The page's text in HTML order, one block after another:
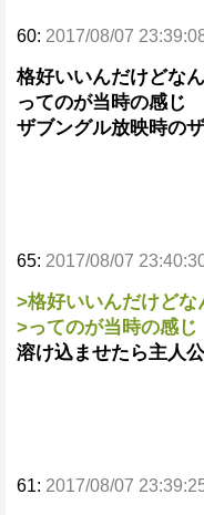
60: 2017/08/07
格好いいんだけどな
ってのが当時の感じ
ザブングル放映時の
65: 2017/08/07
>格好いいんだけどな
>ってのが当時の感じ
溶け込ませたら主人
61: 2017/08/07